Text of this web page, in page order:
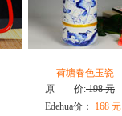
荷塘春色玉瓷
原 价:198 元
Edehua价：
168 元